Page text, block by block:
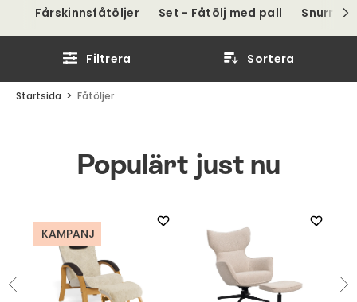
Fårskinnsfåtöljer Set - Fåtölj med pall
Filtrera Sortera
Startsida Fåtöljer
Populärt just nu
KAMPANJ